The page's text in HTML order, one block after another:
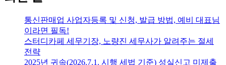
통신판매업 사업자등록 및 신청, 발급 방법, 예비 대표님
이라면 필독!
스터디카페 세무기장, 노량진 세무사가 알려주는 절세
전략
2025년 귀속(2026.7.1. 시행 세법 기준) 성실신고 미제출